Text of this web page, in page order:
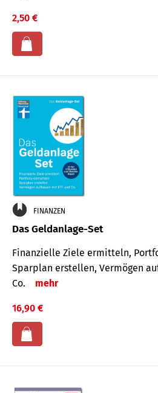
2,50 €
FINANZEN
Das Geldanlage-Set
Finanzielle Ziele ermitteln,
Sparplan erstellen, Vermögen
Co.
mehr
16,90 €